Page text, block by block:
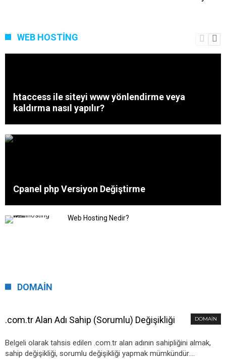
WEB HOSTING
htaccess ile siteyi www yönlendirme veya
kaldırma nasıl yapılır?
Cpanel php Versiyon Değiştirme
Web Hosting Nedir?
DOMAIN
DOMAIN
.com.tr Alan Adı Sahip (Sorumlu) Değişikliği
Belgeli olarak tahsis edilen .com.tr alan adının sahipliğini almak,
sahip değişikliği, sorumlu değişikliği yapmak mümkündür.…